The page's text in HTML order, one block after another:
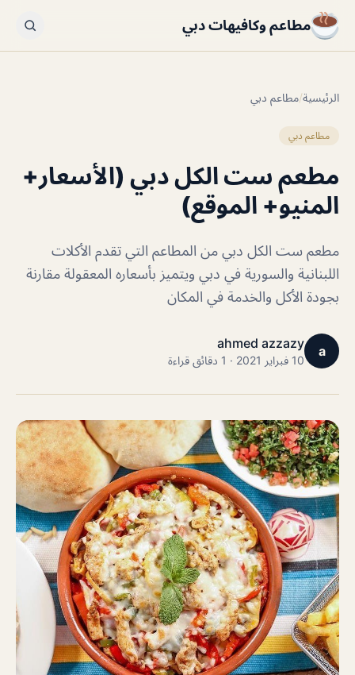
مطاعم وكافيهات دبي
الرئيسية/مطاعم دبي
مطاعم دبي
مطعم ست الكل دبي (الأسعار+
المنيو+ الموقع)
مطعم ست الكل دبي من المطاعم التي تقدم الأكلات
اللبنانية والسورية في دبي ويتميز بأسعاره المعقولة مقارنة
بجودة الأكل والخدمة في المكان
a
ahmed azzazy
10 فبراير 2021 · 1 دقائق قراءة